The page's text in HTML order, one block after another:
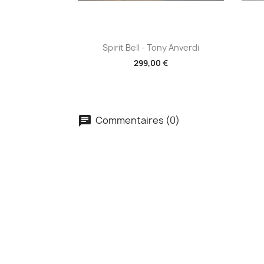
Aperçu rapide
Spirit Bell - Tony Anverdi
299,00 €
Commentaires (0)